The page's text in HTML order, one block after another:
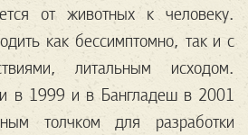
от животных к человеку.
как бессимптомно, так и с
литальным исходом.
в 1999 и в Бангладеш в 2001
толчком для разработки